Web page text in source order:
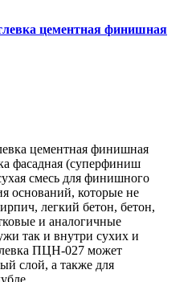
цементная финишная
цементная финишная
фасадная (суперфиниш
смесь для финишного
оснований, которые не
легкий бетон, бетон,
и аналогичные
так и внутри сухих и
ПЦН-027 может
слой, а также для